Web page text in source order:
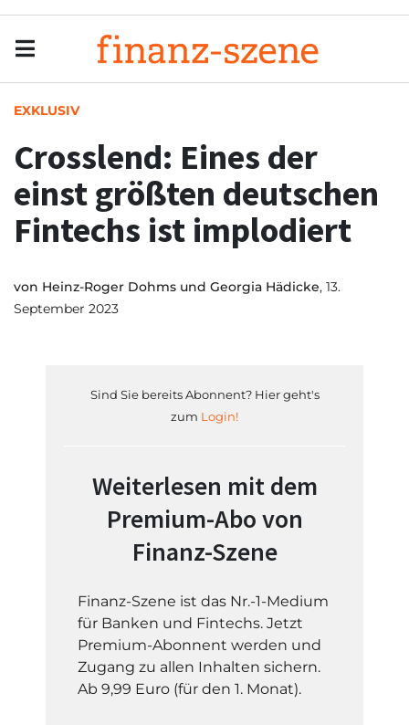
EXKLUSIV
Crosslend: Eines der
einst größten deutschen
Fintechs ist implodiert
von Heinz-Roger Dohms und Georgia Hädicke, 13.
September 2023
Sind Sie bereits Abonnent? Hier geht's
zum Login!
Weiterlesen mit dem
Premium-Abo von
Finanz-Szene
Finanz-Szene ist das Nr.-1-Medium
für Banken und Fintechs. Jetzt
Premium-Abonnent werden und
Zugang zu allen Inhalten sichern.
Ab 9,99 Euro (für den 1. Monat).